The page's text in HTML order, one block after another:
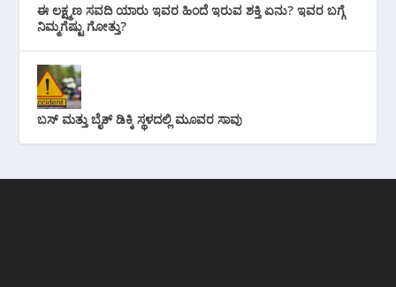
ಈ ಲಕ್ಷ್ಮಣ ಸವದಿ ಯಾರು ಇವರ ಹಿಂದೆ ಇರುವ ಶಕ್ತಿ ಏನು? ಇವರ ಬಗ್ಗೆ
ನಿಮ್ಮಗೆಷ್ಟು ಗೋತ್ತು?
ಬಸ್ ಮತ್ತು ಬೈಕ್ ಡಿಕ್ಕಿ ಸ್ಥಳದಲ್ಲಿ ಮೂವರ ಸಾವು